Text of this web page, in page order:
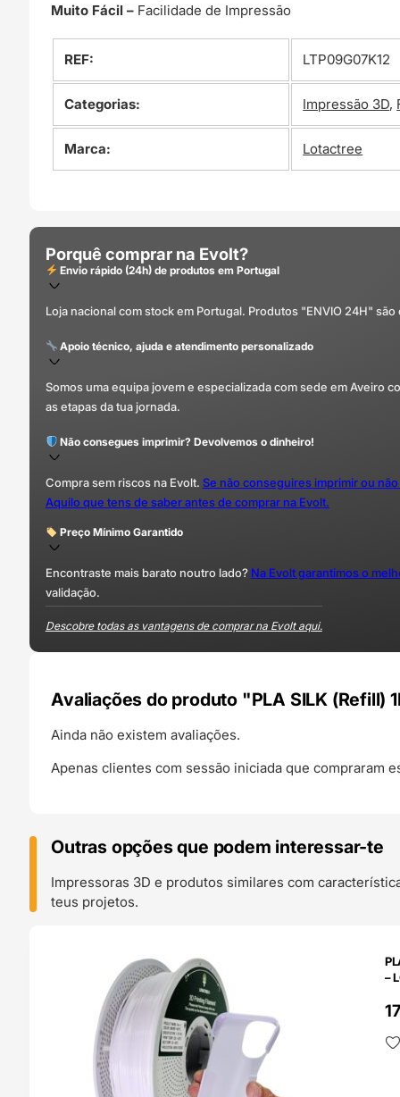
Muito Fácil – Facilidade de Impressão
REF: LTP09G07K12
Categorias: Impressão 3D,
Marca: Lotactree
Porquê comprar na Evolt?
Envio rápido (24h) de produtos em Portugal
Loja nacional com stock em Portugal. Produtos "ENVIO 24H"
Apoio técnico, ajuda e atendimento personalizado
Somos uma equipa jovem e especializada com sede em Aveiro
as etapas da tua jornada.
Não consegues imprimir? Devolvemos o dinheiro!
Compra sem riscos na Evolt. Se não conseguires imprimir ou
Aquilo que tens de saber antes de comprar na Evolt.
Preço Mínimo Garantido
Encontraste mais barato noutro lado? Na Evolt garantimos o
validação.
Descobre todas as vantagens de comprar na Evolt aqui.
Avaliações do produto "PLA SILK (Refill)
Ainda não existem avaliações.
Apenas clientes com sessão iniciada que compraram
Outras opções que podem interessar-te
Impressoras 3D e produtos similares com
teus projetos.
–